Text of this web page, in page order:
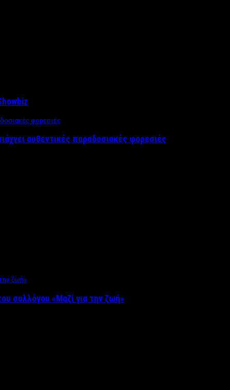
αυθεντικές παραδοσιακές φορεσιές
συλλόγου «Μαζί για την ζωή»